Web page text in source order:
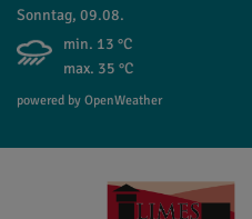
Sonntag, 09.08.
min. 13 °C
max. 35 °C
powered by OpenWeather